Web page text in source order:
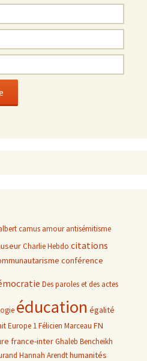
camus amour antisémitisme
Charlie Hebdo citations
conférence
Des paroles et des actes
éducation égalité
Europe 1Félicien Marceau FN
france-interGhaleb Bencheikh
Hannah Arendthumanités